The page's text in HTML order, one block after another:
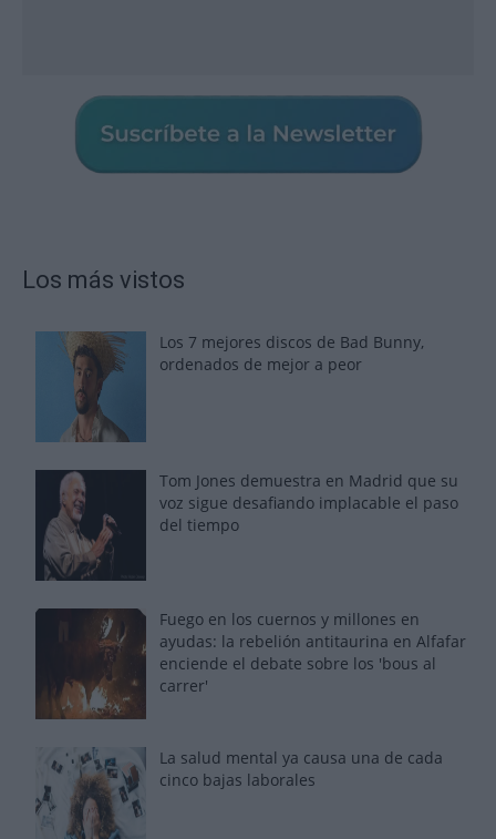
Los más vistos
Los 7 mejores discos de Bad Bunny,
ordenados de mejor a peor
Tom Jones demuestra en Madrid que su
voz sigue desafiando implacable el paso
del tiempo
Fuego en los cuernos y millones en
ayudas: la rebelión antitaurina en Alfafar
enciende el debate sobre los 'bous al
carrer'
La salud mental ya causa una de cada
cinco bajas laborales